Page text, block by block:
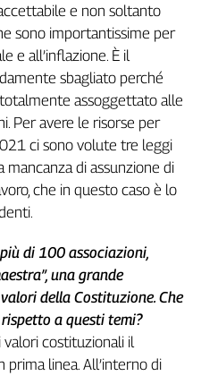
e non soltanto
sono importantissime per
e all’inflazione. È il
sbagliato perché
assoggettato alle
Per avere le risorse per
ci sono volute tre leggi
mancanza di assunzione di
che in questo caso è lo
di 100 associazioni,
una grande
della Costituzione. Che
a questi temi?
costituzionali il
prima linea. All’interno di